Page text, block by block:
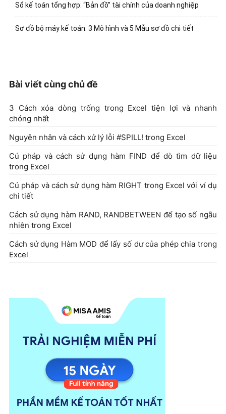
Sổ kế toán tổng hợp: “Bản đồ” tài chính của doanh nghiệp
Sơ đồ bộ máy kế toán: 3 Mô hình và 5 Mẫu sơ đồ chi tiết
Bài viết cùng chủ đề
3 Cách xóa dòng trống trong Excel tiện lợi và nhanh
chóng nhất
Nguyên nhân và cách xử lý lỗi #SPILL! trong Excel
Cú pháp và cách sử dụng hàm FIND để dò tìm dữ liệu
trong Excel
Cú pháp và cách sử dụng hàm RIGHT trong Excel với ví dụ
chi tiết
Cách sử dụng hàm RAND, RANDBETWEEN để tạo số ngẫu
nhiên trong Excel
Cách sử dụng Hàm MOD để lấy số dư của phép chia trong
Excel